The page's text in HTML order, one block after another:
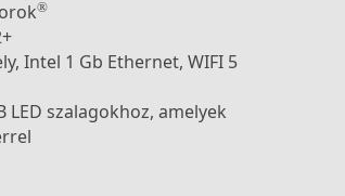
®
Intel 1 Gb Ethernet, WIFI 5
LED szalagokhoz, amelyek